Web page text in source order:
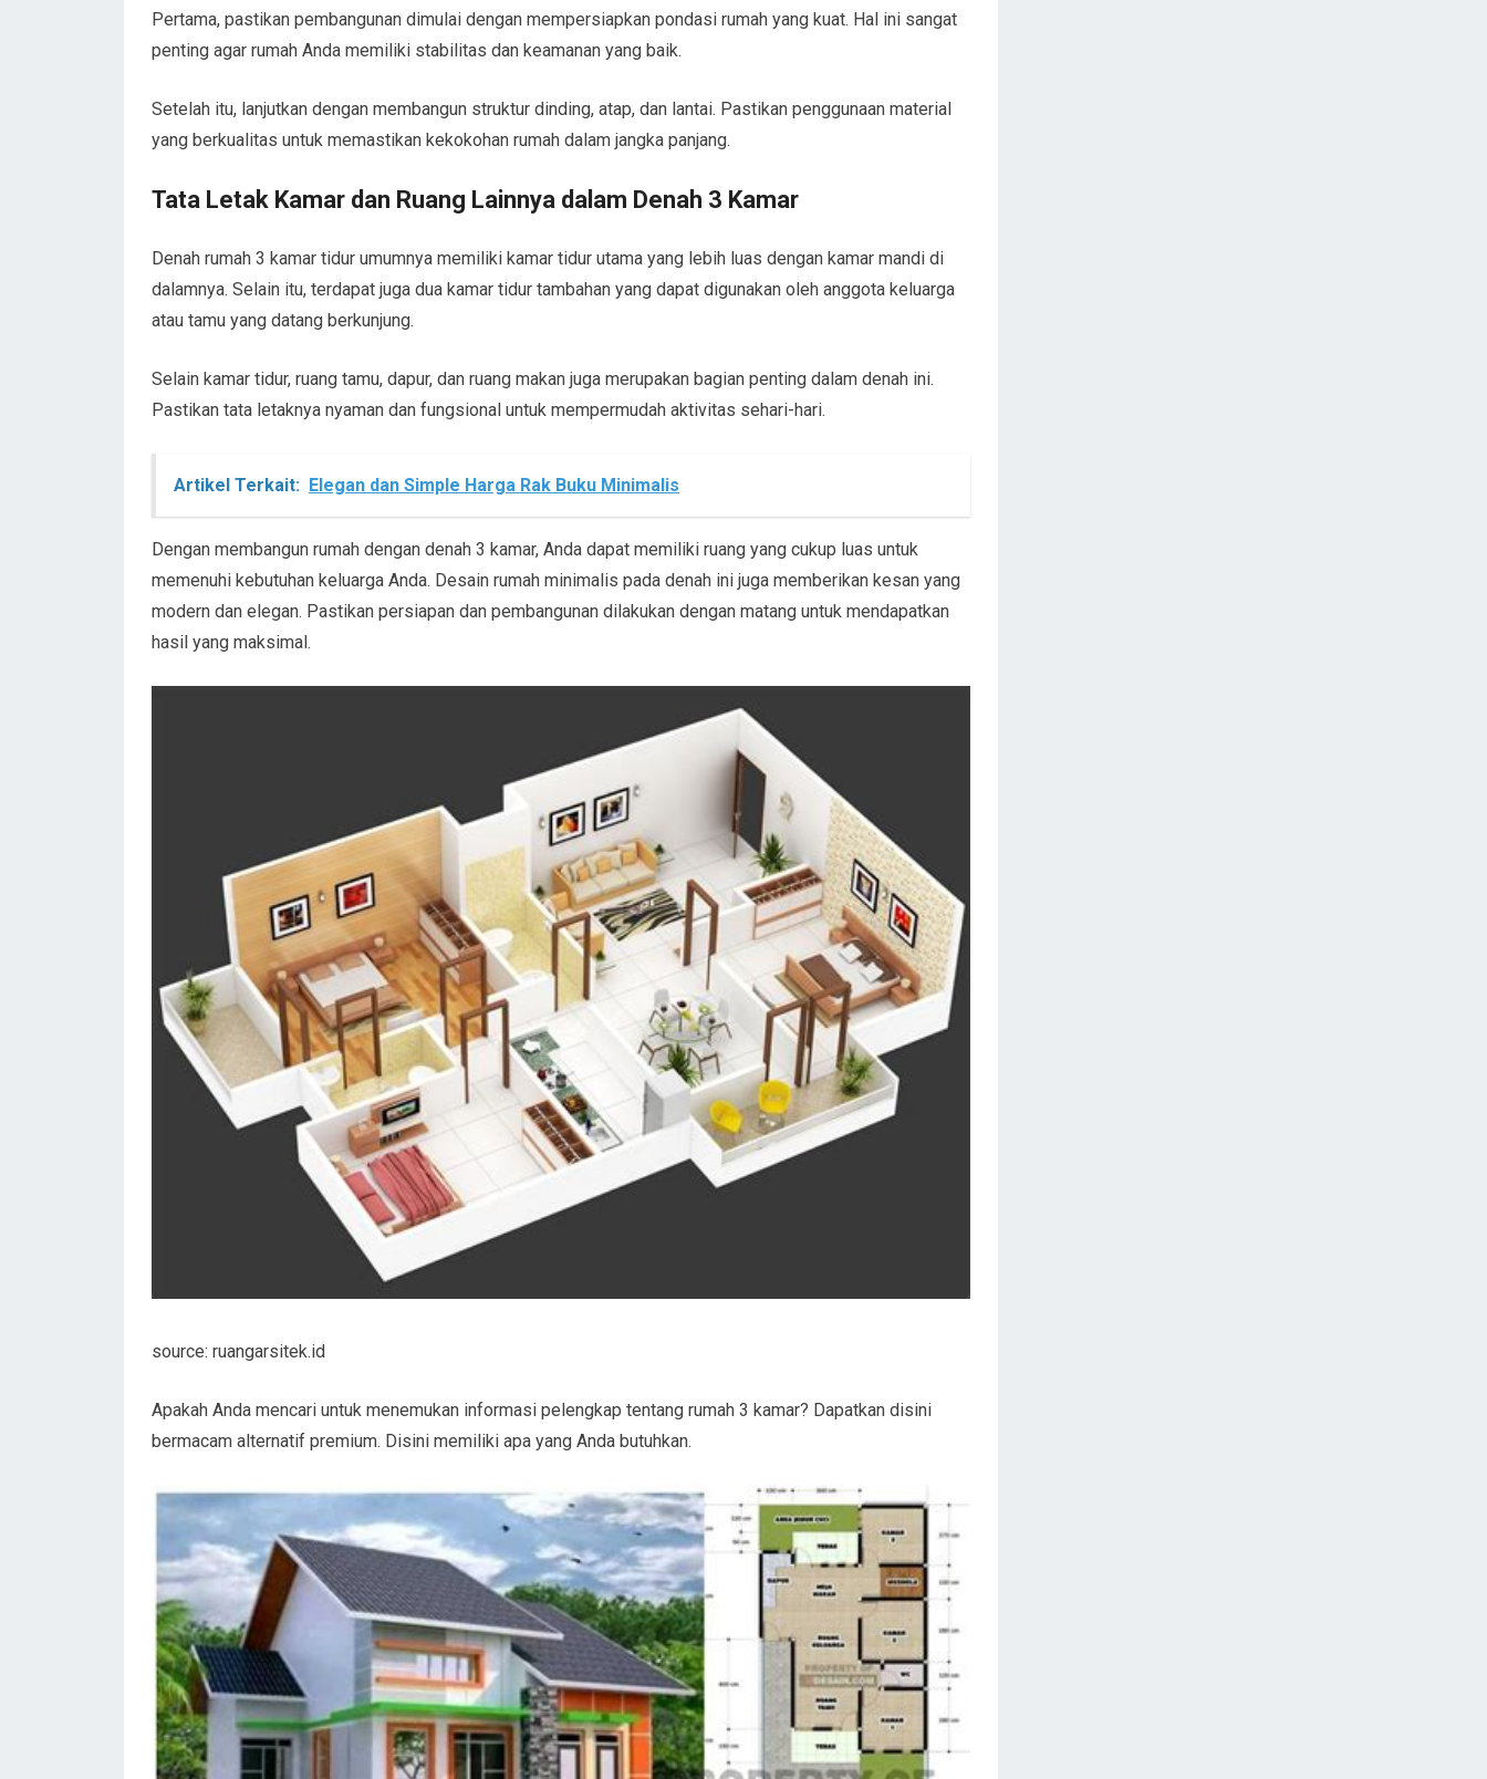
Pertama, pastikan pembangunan dimulai dengan mempersiapkan pondasi rumah yang kuat. Hal ini sangat
penting agar rumah Anda memiliki stabilitas dan keamanan yang baik.
Setelah itu, lanjutkan dengan membangun struktur dinding, atap, dan lantai. Pastikan penggunaan material
yang berkualitas untuk memastikan kekokohan rumah dalam jangka panjang.
Tata Letak Kamar dan Ruang Lainnya dalam Denah 3 Kamar
Denah rumah 3 kamar tidur umumnya memiliki kamar tidur utama yang lebih luas dengan kamar mandi di
dalamnya. Selain itu, terdapat juga dua kamar tidur tambahan yang dapat digunakan oleh anggota keluarga
atau tamu yang datang berkunjung.
Selain kamar tidur, ruang tamu, dapur, dan ruang makan juga merupakan bagian penting dalam denah ini.
Pastikan tata letaknya nyaman dan fungsional untuk mempermudah aktivitas sehari-hari.
Artikel Terkait: Elegan dan Simple Harga Rak Buku Minimalis
Dengan membangun rumah dengan denah 3 kamar, Anda dapat memiliki ruang yang cukup luas untuk
memenuhi kebutuhan keluarga Anda. Desain rumah minimalis pada denah ini juga memberikan kesan yang
modern dan elegan. Pastikan persiapan dan pembangunan dilakukan dengan matang untuk mendapatkan
hasil yang maksimal.
source: ruangarsitek.id
Apakah Anda mencari untuk menemukan informasi pelengkap tentang rumah 3 kamar? Dapatkan disini
bermacam alternatif premium. Disini memiliki apa yang Anda butuhkan.